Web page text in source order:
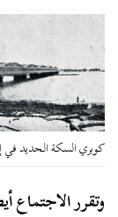
كوبري السكة الحديد في
وتقرر الاجتماع